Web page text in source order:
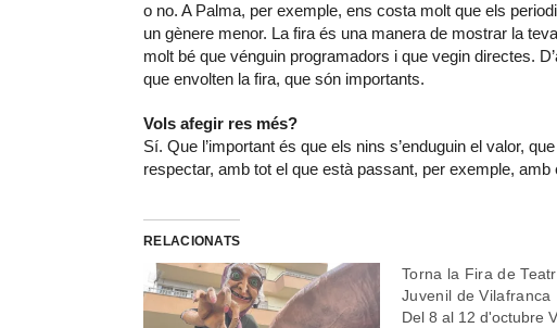
o no. A Palma, per exemple, ens costa molt que els
un gènere menor. La fira és una manera de mostrar la
molt bé que vénguin programadors i que vegin directes.
que envolten la fira, que són importants.
Vols afegir res més?
Sí. Que l’important és que els nins s’enduguin el valor,
respectar, amb tot el que està passant, per exemple, amb
RELACIONATS
Torna la Fira de
Juvenil de Vilafranca
Del 8 al 12 d'octubre